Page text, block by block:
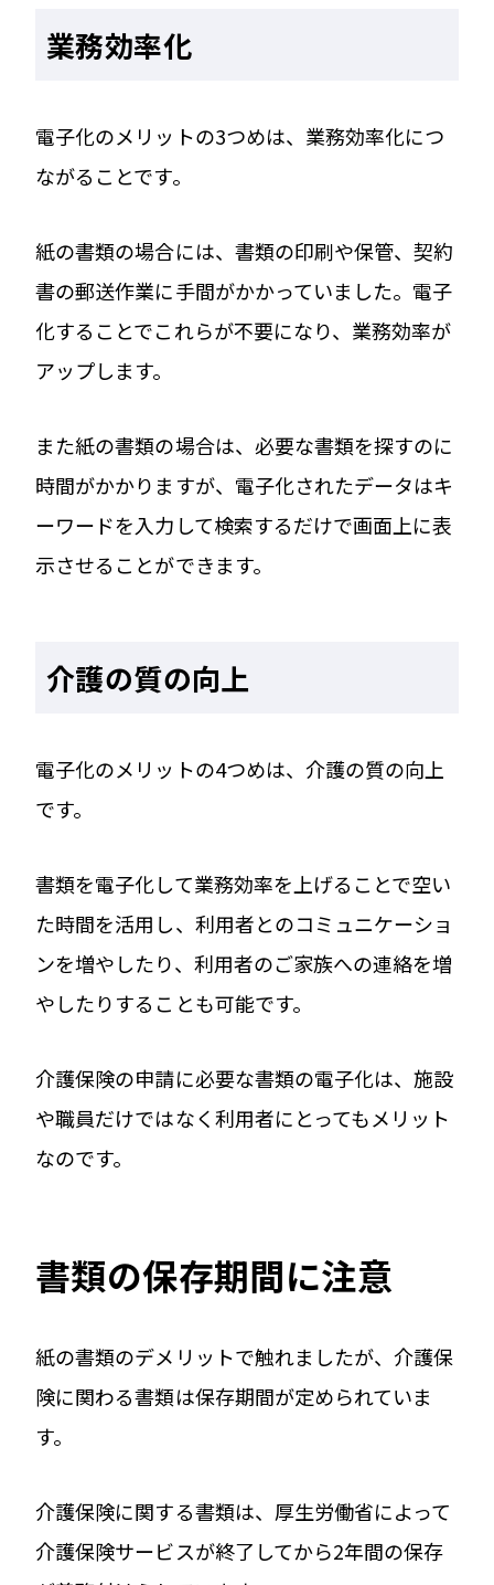
業務効率化
電子化のメリットの3つめは、業務効率化につ
ながることです。
紙の書類の場合には、書類の印刷や保管、契約
書の郵送作業に手間がかかっていました。電子
化することでこれらが不要になり、業務効率が
アップします。
また紙の書類の場合は、必要な書類を探すのに
時間がかかりますが、電子化されたデータはキ
ーワードを入力して検索するだけで画面上に表
示させることができます。
介護の質の向上
電子化のメリットの4つめは、介護の質の向上
です。
書類を電子化して業務効率を上げることで空い
た時間を活用し、利用者とのコミュニケーショ
ンを増やしたり、利用者のご家族への連絡を増
やしたりすることも可能です。
介護保険の申請に必要な書類の電子化は、施設
や職員だけではなく利用者にとってもメリット
なのです。
書類の保存期間に注意
紙の書類のデメリットで触れましたが、介護保
険に関わる書類は保存期間が定められていま
す。
介護保険に関する書類は、厚生労働省によって
介護保険サービスが終了してから2年間の保存